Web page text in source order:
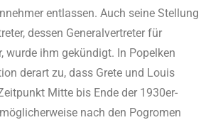
entlassen. Auch seine Stellung
dessen Generalvertreter für
wurde ihm gekündigt. In Popelken
derart zu, dass Grete und Louis
Mitte bis Ende der 1930er-
nach den Pogromen